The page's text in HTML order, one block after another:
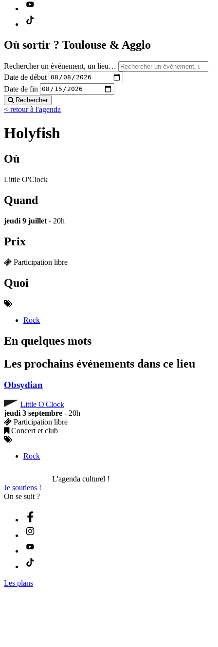
Où sortir ? Toulouse & Agglo
Rechercher un événement, un lieu…
Date de début
Date de fin
Rechercher
< retour à l'agenda
Holyfish
Où
Little O'Clock
Quand
jeudi 9 juillet - 20h
Prix
Participation libre
Quoi
Rock
En quelques mots
Les prochains événements dans ce lieu
Obsydian
Little O'Clock
jeudi 3 septembre - 20h
Participation libre
Concert et club
Rock
L'agenda culturel !
Je soutiens !
On se suit ?
Les plans